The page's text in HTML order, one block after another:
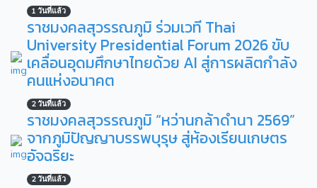
1 วันที่แล้ว
ราชมงคลสุวรรณภูมิ ร่วมเวที Thai
University Presidential Forum 2026 ขับ
เคลื่อนอุดมศึกษาไทยด้วย AI สู่การผลิตกำลัง
คนแห่งอนาคต
2 วันที่แล้ว
ราชมงคลสุวรรณภูมิ “หว่านกล้าดำนา 2569”
จากภูมิปัญญาบรรพบุรุษ สู่ห้องเรียนเกษตร
อัจฉริยะ
2 วันที่แล้ว